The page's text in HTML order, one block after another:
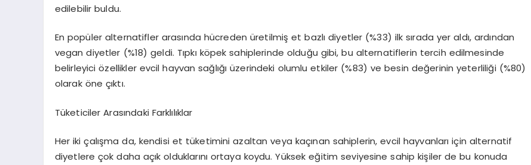
edilebilir buldu.
En popüler alternatifler arasında hücreden üretilmiş et bazlı diyetler (%33) ilk sırada yer aldı, ardından
vegan diyetler (%18) geldi. Tıpkı köpek sahiplerinde olduğu gibi, bu alternatiflerin tercih edilmesinde
belirleyiciözelliklerevcil hayvan sağlığı üzerindeki olumlu etkiler (%83) ve besin değerinin yeterliliği (%80)
olarak öne çıktı.
Tüketiciler Arasındaki Farklılıklar
Her iki çalışmada,kendisi et tüketimini azaltan veya kaçınan sahiplerin, evcil hayvanları için alternatif
diyetlere çok daha açık olduklarını ortaya koydu. Yüksek eğitim seviyesine sahip kişiler de bu konuda